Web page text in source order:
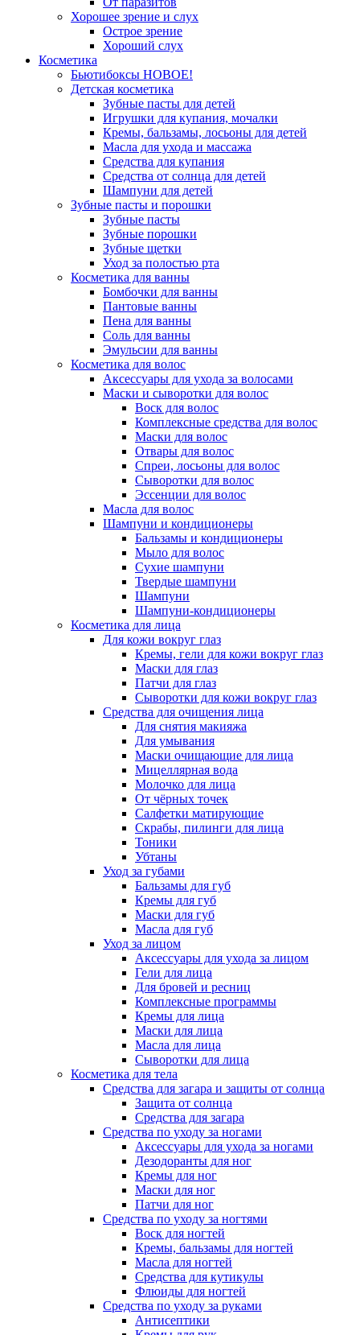
Хорошее зрение и слух
Острое зрение
Хороший слух
Косметика
Бьютибоксы НОВОЕ!
Детская косметика
Зубные пасты для детей
Игрушки для купания, мочалки
Кремы, бальзамы, лосьоны для детей
Масла для ухода и массажа
Средства для купания
Средства от солнца для детей
Шампуни для детей
Зубные пасты и порошки
Зубные пасты
Зубные порошки
Зубные щетки
Уход за полостью рта
Косметика для ванны
Бомбочки для ванны
Пантовые ванны
Пена для ванны
Соль для ванны
Эмульсии для ванны
Косметика для волос
Аксессуары для ухода за волосами
Маски и сыворотки для волос
Воск для волос
Комплексные средства для волос
Маски для волос
Отвары для волос
Спреи, лосьоны для волос
Сыворотки для волос
Эссенции для волос
Масла для волос
Шампуни и кондиционеры
Бальзамы и кондиционеры
Мыло для волос
Сухие шампуни
Твердые шампуни
Шампуни
Шампуни-кондиционеры
Косметика для лица
Для кожи вокруг глаз
Кремы, гели для кожи вокруг глаз
Маски для глаз
Патчи для глаз
Сыворотки для кожи вокруг глаз
Средства для очищения лица
Для снятия макияжа
Для умывания
Маски очищающие для лица
Мицеллярная вода
Молочко для лица
От чёрных точек
Салфетки матирующие
Скрабы, пилинги для лица
Тоники
Убтаны
Уход за губами
Бальзамы для губ
Кремы для губ
Маски для губ
Масла для губ
Уход за лицом
Аксессуары для ухода за лицом
Гели для лица
Для бровей и ресниц
Комплексные программы
Кремы для лица
Маски для лица
Масла для лица
Сыворотки для лица
Косметика для тела
Средства для загара и защиты от солнца
Защита от солнца
Средства для загара
Средства по уходу за ногами
Аксессуары для ухода за ногами
Дезодоранты для ног
Кремы для ног
Маски для ног
Патчи для ног
Средства по уходу за ногтями
Воск для ногтей
Кремы, бальзамы для ногтей
Масла для ногтей
Средства для кутикулы
Флюиды для ногтей
Средства по уходу за руками
Антисептики